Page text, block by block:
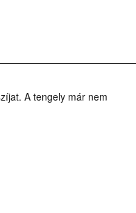
A tengely már nem